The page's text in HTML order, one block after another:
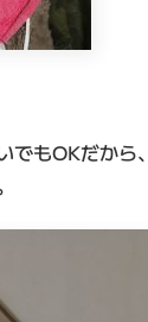
でもOKだから